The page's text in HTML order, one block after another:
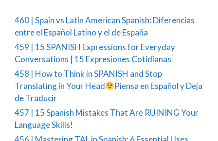
460 | Spain vs Latin American Spanish: Diferencias
entre el Español Latino y el de España
459 | 15 SPANISH Expressions for Everyday
Conversations | 15 Expresiones Cotidianas
458 | How to Think in SPANISH and Stop
Translating in Your Head
Piensa en Español y Deja
de Traducir
457 | 15 Spanish Mistakes That Are RUINING Your
Language Skills!